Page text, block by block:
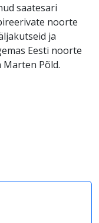
saatesari
noorte
ja
Eesti noorte
Marten Põld.